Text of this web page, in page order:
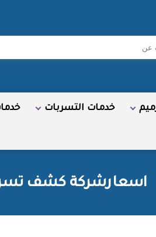
خدمات التسربات
اسعارشركة كشف